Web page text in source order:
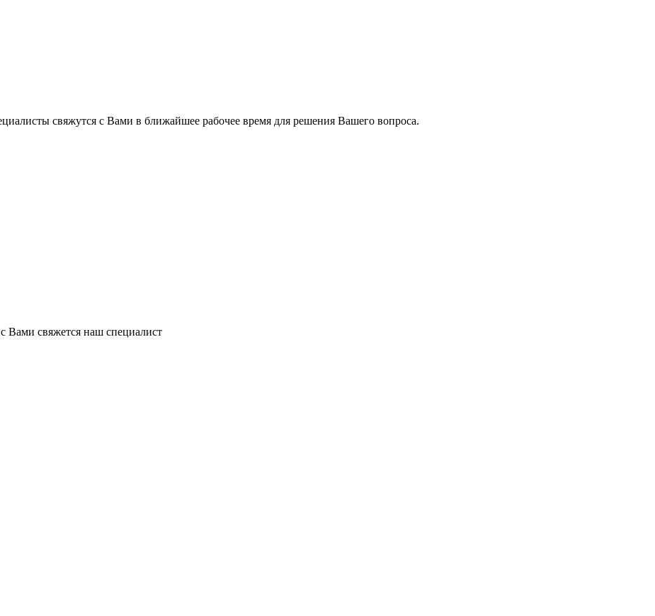
свяжутся с Вами в ближайшее рабочее время для решения Вашего вопроса.
Вами свяжется наш специалист